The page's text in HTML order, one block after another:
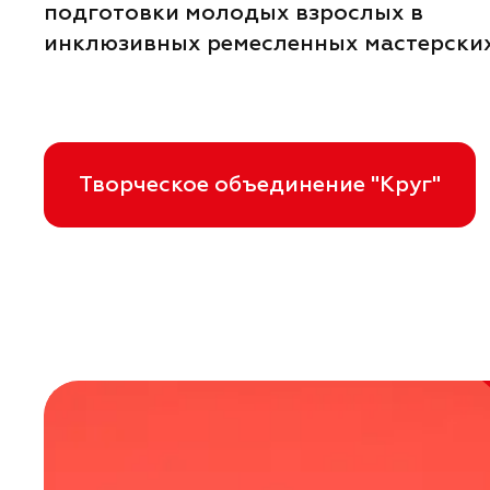
подготовки молодых взрослых в
инклюзивных ремесленных
Творческое объединение "Круг"